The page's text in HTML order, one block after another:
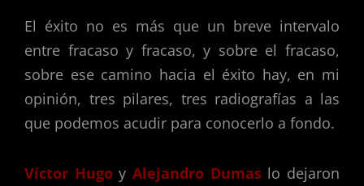
El éxito no es más que un breve intervalo
entre fracaso y fracaso, y sobre el fracaso,
sobre ese camino hacia el éxito hay, en mi
opinión, tres pilares, tres radiografías a las
que podemos acudir para conocerlo a fondo.
Víctor HugoyAlejandro Dumaslo dejaron